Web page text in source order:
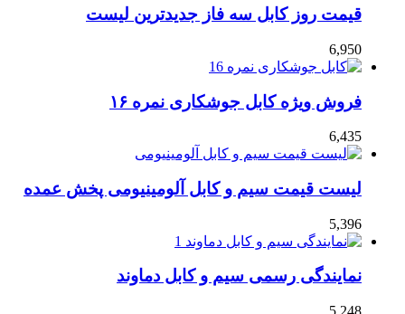
قیمت روز کابل سه فاز جدیدترین لیست
6,950
فروش ویژه کابل جوشکاری نمره ۱۶
6,435
لیست قیمت سیم و کابل آلومینیومی پخش عمده
5,396
نمایندگی رسمی سیم و کابل دماوند
5,248